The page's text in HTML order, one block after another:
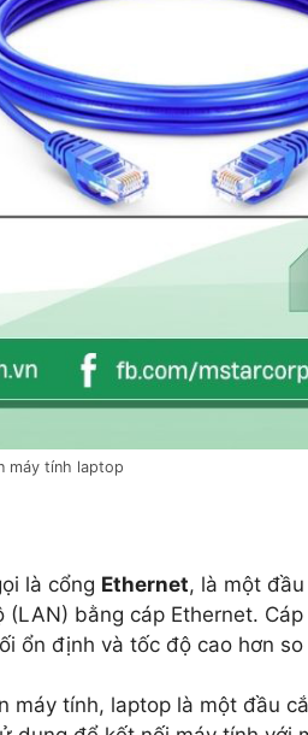
máy tính laptop
là cổng Ethernet, là một
(LAN) bằng cáp Ethernet.
ổn định và tốc độ cao hơn
máy tính, laptop là một đầu